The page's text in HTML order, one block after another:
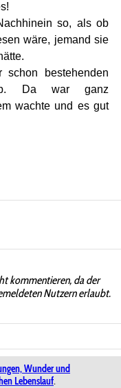
so, als ob
wäre, jemand sie
bestehenden
Da war ganz
wachte und es gut
kommentieren, da der
Nutzern erlaubt.
Wunder und
Lebenslauf.